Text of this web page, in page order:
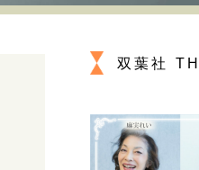
一生モノの愛用品
双葉社